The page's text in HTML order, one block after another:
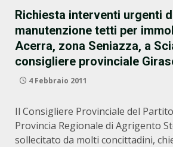
Richiesta interventi urgenti
manutenzione tetti per
Acerra, zona Seniazza, a
consigliere provinciale
4 Febbraio 2011
Il Consigliere Provinciale del
Provincia Regionale di Agrigento
sollecitato da molti concittadini,